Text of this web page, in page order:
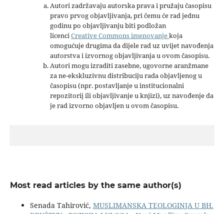
Autori zadržavaju autorska prava i pružaju časopisu
pravo prvog objavljivanja, pri čemu će rad jednu
godinu po objavljivanju biti podložan
licenciCreative Commons imenovanjekoja
omogućuje drugima da dijele rad uz uvijet navođenja
autorstva i izvornog objavljivanja u ovom časopisu.
Autori mogu izraditi zasebne, ugovorne aranžmane
za ne-ekskluzivnu distribuciju rada objavljenog u
časopisu (npr. postavljanje u institucionalni
repozitorij ili objavljivanje u knjizi), uz navođenje da
je rad izvorno objavljen u ovom časopisu.
Most read articles by the same author(s)
Senada Tahirović, MUSLIMANSKA TEOLOGINJA U BH.